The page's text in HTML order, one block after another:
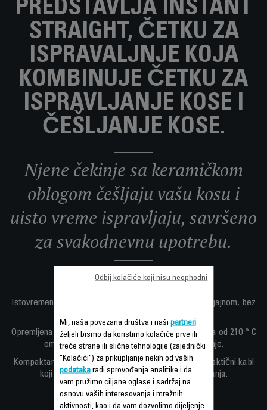
PREDSTAVLJA INSTANT
STRAIGHT, ČETKU ZA
ISPRAVALJNJE KOJA
KOMBINUJE ČETKU ZA
ISPRAVLJANJE KOSE I
ČEŠLJANJE KOSE.
Njene čekinje sa keramičkom
oblogom češljaju vašu kosu i
uisto vreme ispravljaju, savršeno
za svakodnevnu upotrebu.
Kosu ispravljajte jednim potezom.
Istovremeno, pravi ionic generator čini kosu glakom i sjajnom, bez
Opremljena digitalnim displejem, optimalna temperatura od 210 ° C
omogućava izuzetno brzo i efikasno ispravljanje.
Kompaktan dizajn, jednostavna ergonomska ručka, praktični kabl
koji rotira 360 °i funkcija automatskog isključivanja.
Mi, naša povezana društva i naši partneri
željeli bismo da koristimo kolačiće prve ili
treće strane ili slične tehnologije (zajednički
"Kolačići") za prikupljanje nekih od vaših
podatakaradi sprovođenja analitike i da
vam pružimo ciljane oglase i sadržaj na
osnovu vaših interesovanja i mrežnih
aktivnosti, kao i da vam dozvolimo dijeljenje
Odbij kolačiće koji nisu neophodni